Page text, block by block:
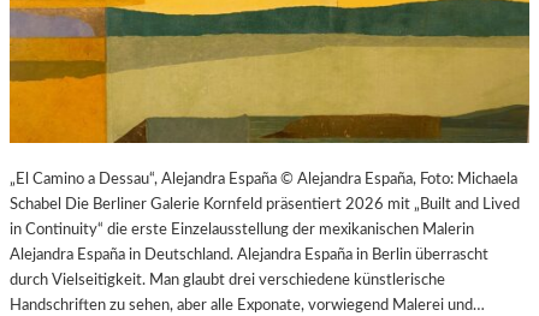
„El Camino a Dessau“, Alejandra España © Alejandra España, Foto: Michaela
Schabel Die Berliner Galerie Kornfeld präsentiert 2026 mit „Built and Lived
in Continuity“ die erste Einzelausstellung der mexikanischen Malerin
Alejandra España in Deutschland. Alejandra España in Berlin überrascht
durch Vielseitigkeit. Man glaubt drei verschiedene künstlerische
Handschriften zu sehen, aber alle Exponate, vorwiegend Malerei und…